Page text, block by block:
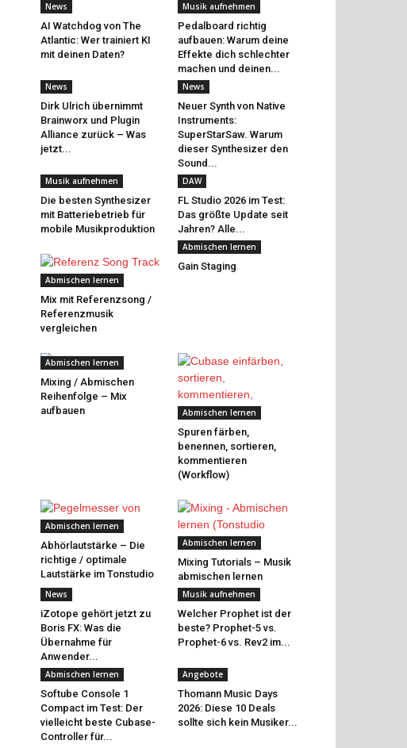
News
AI Watchdog von The
Atlantic: Wer trainiert KI
mit deinen Daten?
Musik aufnehmen
Pedalboard richtig
aufbauen: Warum deine
Effekte dich schlechter
machen und deinen...
News
Dirk Ulrich übernimmt
Brainworx und Plugin
Alliance zurück – Was
jetzt...
News
Neuer Synth von Native
Instruments:
SuperStarSaw. Warum
dieser Synthesizer den
Sound...
Musik aufnehmen
Die besten Synthesizer
mit Batteriebetrieb für
mobile Musikproduktion
DAW
FL Studio 2026 im Test:
Das größte Update seit
Jahren? Alle...
Abmischen lernen
Mix mit Referenzsong /
Referenzmusik
vergleichen
Abmischen lernen
Gain Staging
Abmischen lernen
Mixing / Abmischen
Reihenfolge – Mix
aufbauen
Abmischen lernen
Spuren färben,
benennen, sortieren,
kommentieren
(Workflow)
Abmischen lernen
Abhörlautstärke – Die
richtige / optimale
Lautstärke im Tonstudio
Abmischen lernen
Mixing Tutorials – Musik
abmischen lernen
News
iZotope gehört jetzt zu
Boris FX: Was die
Übernahme für
Anwender...
Musik aufnehmen
Welcher Prophet ist der
beste? Prophet-5 vs.
Prophet-6 vs. Rev2 im...
Abmischen lernen
Softube Console 1
Compact im Test: Der
vielleicht beste Cubase-
Controller für...
Angebote
Thomann Music Days
2026: Diese 10 Deals
sollte sich kein Musiker...